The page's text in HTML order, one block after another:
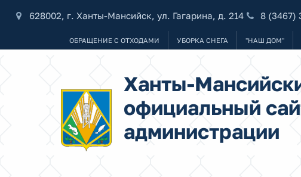
628002, г. Ханты-Мансийск, ул. Гагарина, д. 214 8 (3467)
ОБРАЩЕНИЕ С ОТХОДАМИ УБОРКА СНЕГА "НАШ ДОМ"
Ханты-
официальный
администрации